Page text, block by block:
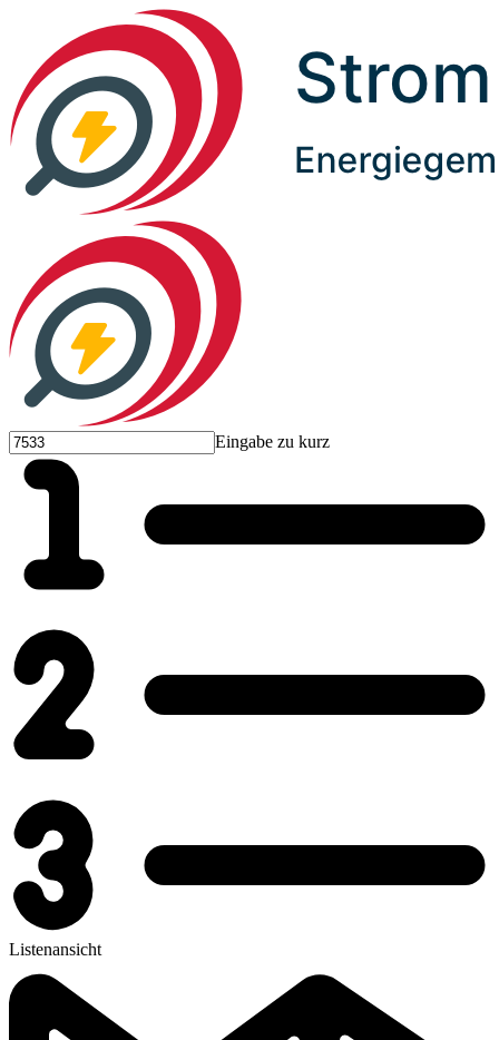
Eingabe zu kurz
Listenansicht